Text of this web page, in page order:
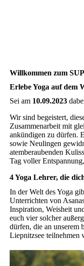
Willkommen zum
Erlebe Yoga auf dem
Sei am 10.09.2023
Wir sind begeistert,
Zusammenarbeit mit
ankündigen zu dürfen.
sowie Neulingen
atemberaubenden
Tag voller
4 Yoga Lehrer, die
In der Welt des Yoga
Unterrichten von
Inspiration, Weisheit
euch vier solcher
dürfen, die an unserem
Liepnitzsee teilnehmen